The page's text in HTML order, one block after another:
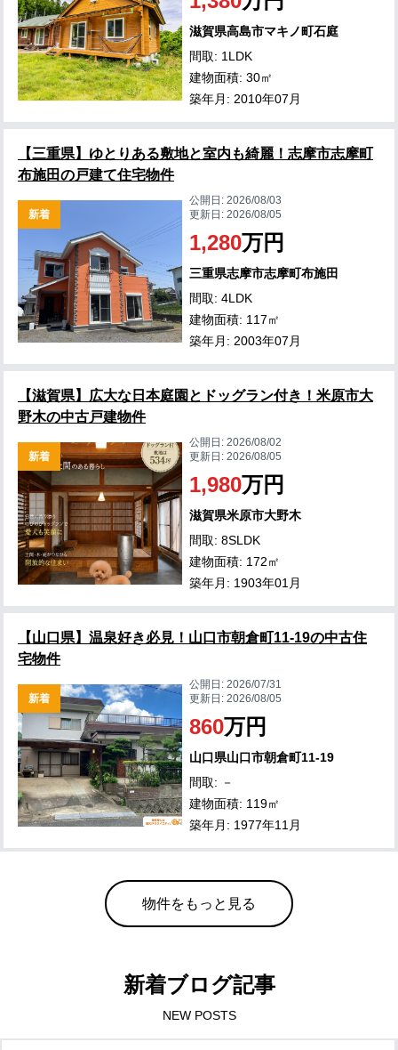
滋賀県高島市マキノ町石庭
間取: 1LDK
建物面積: 30㎡
築年月: 2010年07月
【三重県】ゆとりある敷地と室内も綺麗！志摩市志摩町
布施田の戸建て住宅物件
新着
公開日:2026/08/03
更新日:2026/08/05
1,280万円
三重県志摩市志摩町布施田
間取: 4LDK
建物面積: 117㎡
築年月: 2003年07月
【滋賀県】広大な日本庭園とドッグラン付き！米原市大
野木の中古戸建物件
新着
公開日:2026/08/02
更新日:2026/08/05
1,980万円
滋賀県米原市大野木
間取: 8SLDK
建物面積: 172㎡
築年月: 1903年01月
【山口県】温泉好き必見！山口市朝倉町11-19の中古住
宅物件
新着
公開日:2026/07/31
更新日:2026/08/05
860万円
山口県山口市朝倉町11-19
間取: －
建物面積: 119㎡
築年月: 1977年11月
物件をもっと見る
新着ブログ記事
NEW POSTS